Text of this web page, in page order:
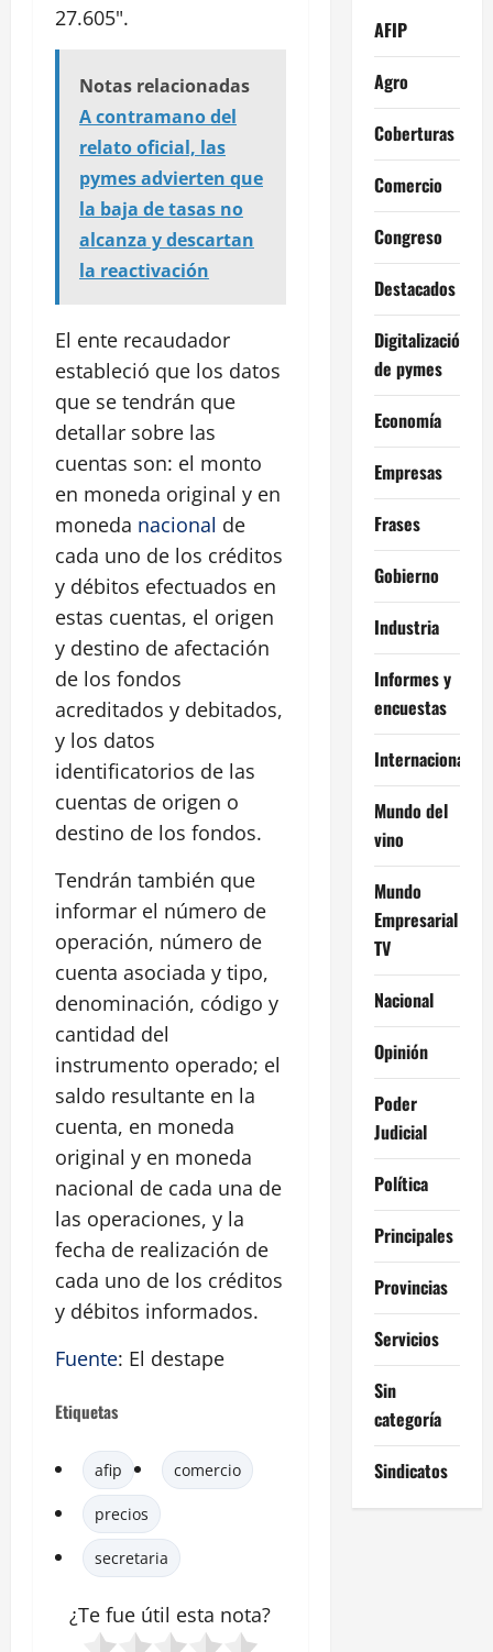
27.605".
Notas relacionadas
A contramano del
relato oficial, las
pymes advierten que
la baja de tasas no
alcanza y descartan
la reactivación
El ente recaudador
estableció que los datos
que se tendrán que
detallar sobre las
cuentas son: el monto
en moneda original y en
moneda nacional de
cada uno de los créditos
y débitos efectuados en
estas cuentas, el origen
y destino de afectación
de los fondos
acreditados y debitados,
y los datos
identificatorios de las
cuentas de origen o
destino de los fondos.
Tendrán también que
informar el número de
operación, número de
cuenta asociada y tipo,
denominación, código y
cantidad del
instrumento operado; el
saldo resultante en la
cuenta, en moneda
original y en moneda
nacional de cada una de
las operaciones, y la
fecha de realización de
cada uno de los créditos
y débitos informados.
Fuente: El destape
Etiquetas
afip comercio
precios
secretaria
¿Te fue útil esta nota?
AFIP
Agro
Coberturas
Comercio
Congreso
Destacados
Digitalización
de pymes
Economía
Empresas
Frases
Gobierno
Industria
Informes y
encuestas
Internacional
Mundo del
vino
Mundo
Empresarial
TV
Nacional
Opinión
Poder
Judicial
Política
Principales
Provincias
Servicios
Sin
categoría
Sindicatos